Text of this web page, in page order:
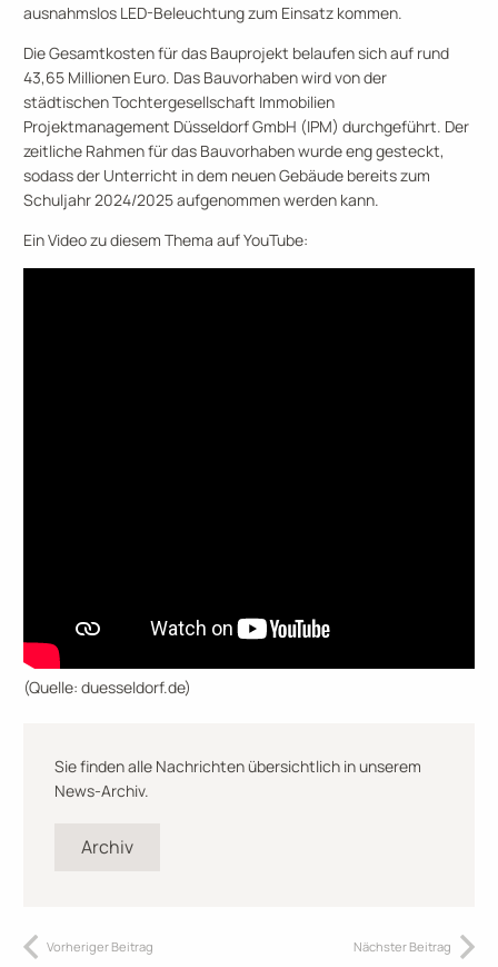
ausnahmslos LED-Beleuchtung zum Einsatz kommen.
Die Gesamtkosten für das Bauprojekt belaufen sich auf rund
43,65 Millionen Euro. Das Bauvorhaben wird von der
städtischen Tochtergesellschaft Immobilien
Projektmanagement Düsseldorf GmbH (IPM) durchgeführt. Der
zeitliche Rahmen für das Bauvorhaben wurde eng gesteckt,
sodass der Unterricht in dem neuen Gebäude bereits zum
Schuljahr 2024/2025 aufgenommen werden kann.
Ein Video zu diesem Thema auf YouTube:
(Quelle: duesseldorf.de)
Sie finden alle Nachrichten übersichtlich in unserem
News-Archiv.
Archiv
Vorheriger Beitrag Nächster Beitrag